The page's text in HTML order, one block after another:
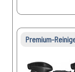
Premium-